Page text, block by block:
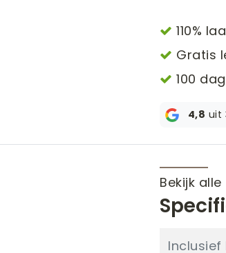
110%
Gratis
100
4,8 uit
Bekijk alle